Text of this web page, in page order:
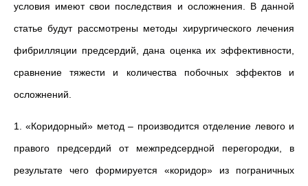
условия имеют свои последствия и осложнения. В данной
статье будут рассмотрены методы хирургического лечения
фибрилляции предсердий, дана оценка их эффективности,
сравнение тяжести и количества побочных эффектов и
осложнений.
1. «Коридорный» метод – производится отделение левого и
правого предсердий от межпредсердной перегородки, в
результате чего формируется «коридор» из пограничных